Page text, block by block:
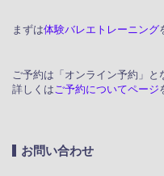
まずは体験バレエトレーニング
ご予約は「オンライン予約」と
詳しくはご予約についてページ
お問い合わせ